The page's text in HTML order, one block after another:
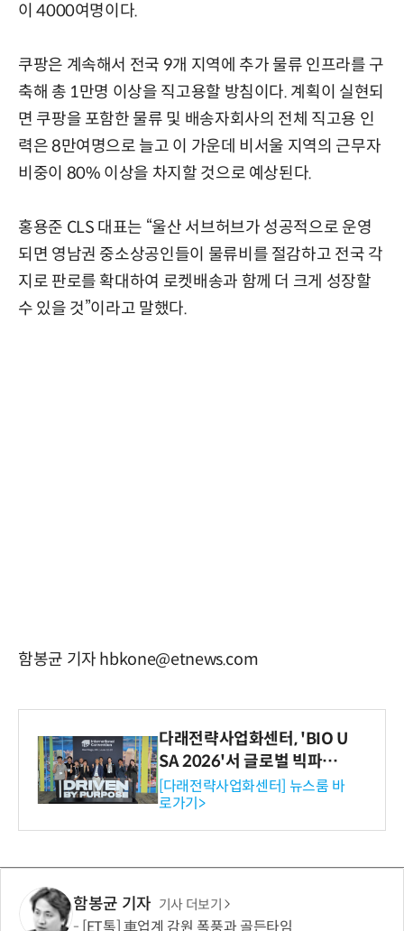
이 4000여명이다.
쿠팡은 계속해서 전국 9개 지역에 추가 물류 인프라를 구
축해 총 1만명 이상을 직고용할 방침이다. 계획이 실현되
면 쿠팡을 포함한 물류 및 배송자회사의 전체 직고용 인
력은 8만여명으로 늘고 이 가운데 비서울 지역의 근무자
비중이 80% 이상을 차지할 것으로 예상된다.
홍용준 CLS 대표는 “울산 서브허브가 성공적으로 운영
되면 영남권 중소상공인들이 물류비를 절감하고 전국 각
지로 판로를 확대하여 로켓배송과 함께 더 크게 성장할
수 있을 것”이라고 말했다.
함봉균 기자 hbkone@etnews.com
다래전략사업화센터, 'BIO U
SA 2026'서 글로벌 빅파마
와의 비즈니스 미팅 지원…K
-바이오 해외 진출 교두보 확
보
[다래전략사업화센터] 뉴스룸 바
로가기>
함봉균 기자 기사 더보기
[ET톡] 車업계 감원 폭풍과 골든타임